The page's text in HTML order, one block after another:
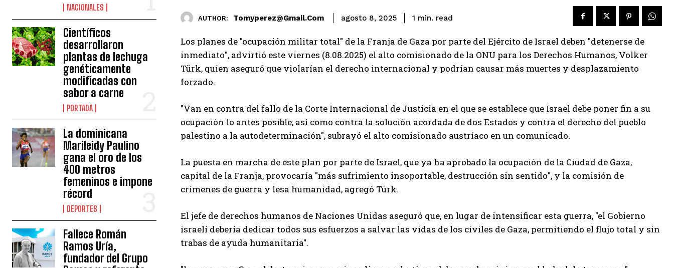
NACIONALES
Científicos
desarrollaron
plantas de lechuga
genéticamente
modificadas con
sabor a carne
PORTADA
La dominicana
Marileidy Paulino
gana el oro de los
400 metros
femeninos e impone
récord
DEPORTES
Fallece Román
Ramos Uría,
fundador del Grupo
AUTHOR: Tomyperez@gmail.com agosto 8, 2025 1 min. read
Los planes de "ocupación militar total" de la Franja de Gaza por parte del Ejército de Israel deben "detenerse de
inmediato", advirtió este viernes (8.08.2025) el alto comisionado de la ONU para los Derechos Humanos, Volker
Türk, quien aseguró que violarían el derecho internacional y podrían causar más muertes y desplazamiento
forzado.
"Van en contra del fallo de la Corte Internacional de Justicia en el que se establece que Israel debe poner fin a su
ocupación lo antes posible, así como contra la solución acordada de dos Estados y contra el derecho del pueblo
palestino a la autodeterminación", subrayó el alto comisionado austríaco en un comunicado.
La puesta en marcha de este plan por parte de Israel, que ya ha aprobado la ocupación de la Ciudad de Gaza,
capital de la Franja, provocaría "más sufrimiento insoportable, destrucción sin sentido", y la comisión de
crímenes de guerra y lesa humanidad, agregó Türk.
El jefe de derechos humanos de Naciones Unidas aseguró que, en lugar de intensificar esta guerra, "el Gobierno
israelí debería dedicar todos sus esfuerzos a salvar las vidas de los civiles de Gaza, permitiendo el flujo total y sin
trabas de ayuda humanitaria".